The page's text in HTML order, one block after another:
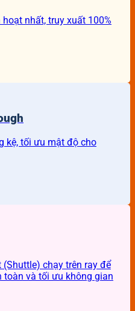
nhất, truy xuất 100%
kệ, tối ưu mật độ cho
chạy trên ray để
toàn và tối ưu không gian